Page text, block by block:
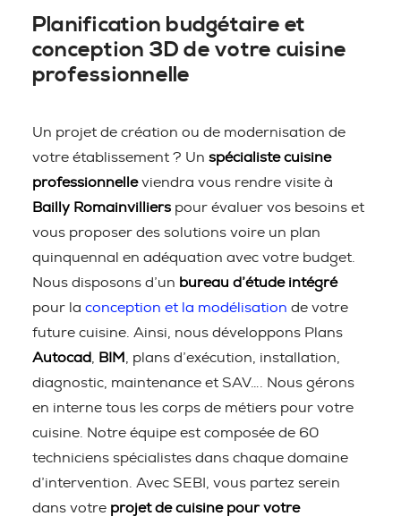
Planification budgétaire et
conception 3D de votre cuisine
professionnelle
Un projet de création ou de modernisation de
votre établissement ? Un spécialiste cuisine
professionnelleviendra vous rendre visite à
Bailly Romainvilliers pour évaluer vos besoins et
vous proposer des solutions voire un plan
quinquennal en adéquation avec votre budget.
Nous disposons d’un bureau d’étude intégré
pour la conception et la modélisation de votre
future cuisine. Ainsi, nous développons Plans
Autocad
BIM
, plans d’exécution, installation,
diagnostic, maintenance et SAV…. Nous gérons
en interne tous les corps de métiers pour votre
cuisine. Notre équipe est composée de 60
techniciens spécialistes dans chaque domaine
d’intervention. Avec SEBI, vous partez serein
dans votre projet de cuisine pour votre